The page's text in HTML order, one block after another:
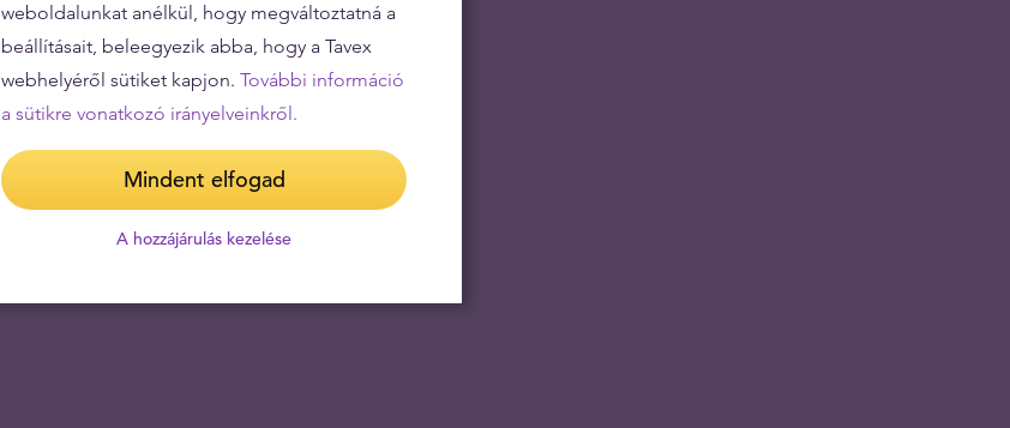
weboldalunkat anélkül, hogy megváltoztatná a
beállításait, beleegyezik abba, hogy a Tavex
webhelyéről sütiket kapjon. További információ
a sütikre vonatkozó irányelveinkről.
Mindent elfogad
A hozzájárulás kezelése